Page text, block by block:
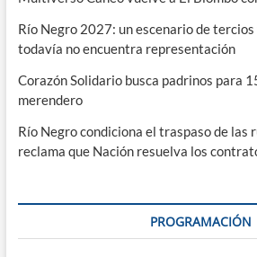
Río Negro 2027: un escenario de
todavía no encuentra representación
Corazón Solidario busca padrinos para
merendero
Río Negro condiciona el traspaso de las
reclama que Nación resuelva los
PROGRAMACIÓN